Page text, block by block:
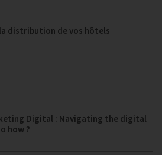
distribution de vos hôtels
Digital : Navigating the digital
how ?